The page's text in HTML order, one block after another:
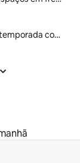
Aluguéis por temporada com acesso à praia